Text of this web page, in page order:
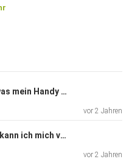
KtT070: Lithium oder was mein Handy mit einer Zitronenbrause zutun hat
vor 2 Jahren
KtT068: UV-Licht oder kann ich mich vor meinem Bildschirm bräunen
vor 2 Jahren